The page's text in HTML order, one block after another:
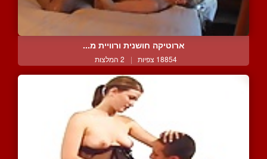
ארוטיקה חושנית ורוויית מ...
18854 צפיות | 2 המלצות